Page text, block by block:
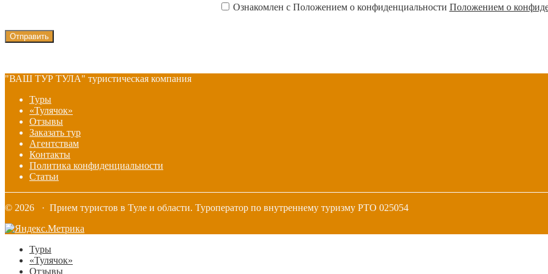
Ознакомлен с Положением о конфиденциальности Положением о
"ВАШ ТУР ТУЛА" туристическая компания
Туры
«Тулячок»
Отзывы
Заказать тур
Агентствам
Контакты
Политика конфиденциальности
Статьи
© 2026 · Прием туристов в Туле и области. Туроператор по внутреннему туризму РТО 025054
Туры
«Тулячок»
Отзывы